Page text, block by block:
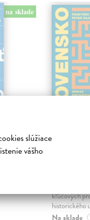
slúžiace
vášho
na sklade
kľúčových
historického
Na sklade